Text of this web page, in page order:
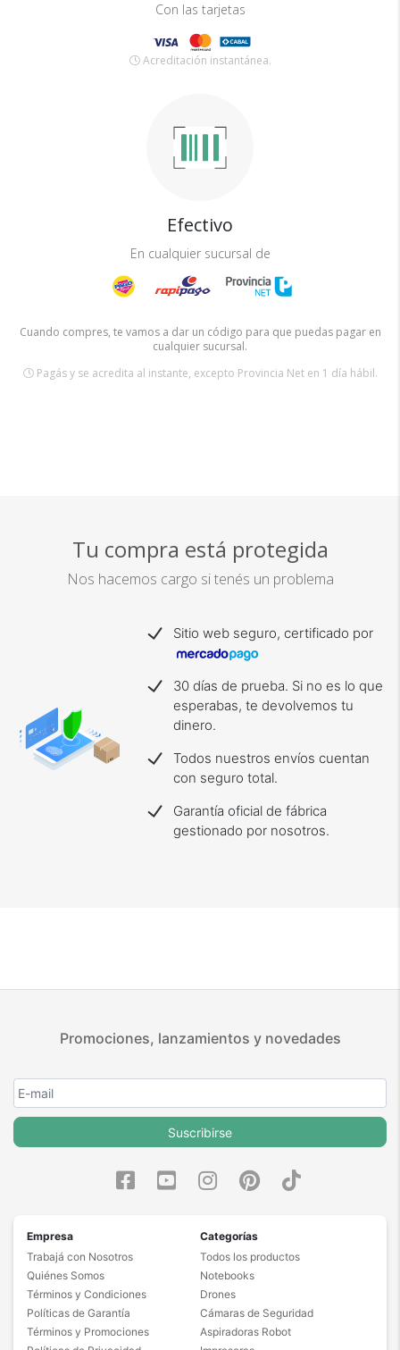
Con las tarjetas
Acreditación instantánea.
Efectivo
En cualquier sucursal de
Cuando compres, te vamos a dar un código para que puedas pagar en
cualquier sucursal.
Pagás y se acredita al instante, excepto Provincia Net en 1 día hábil.
Tu compra está protegida
Nos hacemos cargo si tenés un problema
Sitio web seguro, certificado por
30 días de prueba. Si no es lo que
esperabas, te devolvemos tu
dinero.
Todos nuestros envíos cuentan
con seguro total.
Garantía oficial de fábrica
gestionado por nosotros.
Promociones, lanzamientos y novedades
Suscribirse
Empresa
Trabajá con Nosotros
Quiénes Somos
Términos y Condiciones
Políticas de Garantía
Términos y Promociones
Categorías
Todos los productos
Notebooks
Drones
Cámaras de Seguridad
Aspiradoras Robot